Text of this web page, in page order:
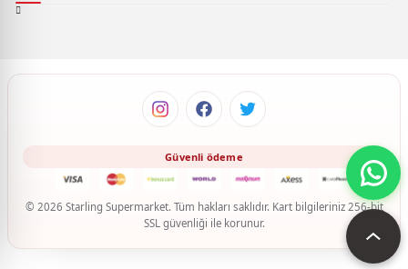
© 2026 Starling Supermarket. Tüm hakları saklıdır. Kart bilgileriniz 256-bit
SSL güvenliği ile korunur.